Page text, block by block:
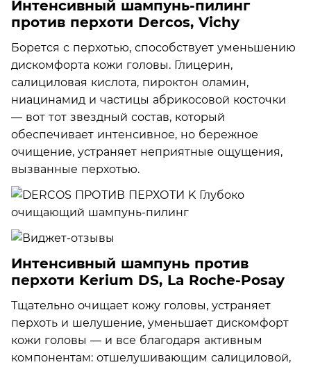
Интенсивный шампунь-пилинг
против перхоти Dercos, Vichy
Борется с перхотью, способствует уменьшению
дискомфорта кожи головы. Глицерин,
салициловая кислота, пироктон оламин,
ниацинамид и частицы абрикосовой косточки
— вот тот звездный состав, который
обеспечивает интенсивное, но бережное
очищение, устраняет неприятные ощущения,
вызванные перхотью.
Интенсивный шампунь против
перхоти Kerium DS, La Roche-Posay
Тщательно очищает кожу головы, устраняет
перхоть и шелушение, уменьшает дискомфорт
кожи головы — и все благодаря активным
компонентам: отшелушивающим салициловой,